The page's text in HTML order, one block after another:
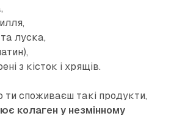
луска,
з кісток і хрящів.
ти споживаєш такі продукти,
колаген у незмінному